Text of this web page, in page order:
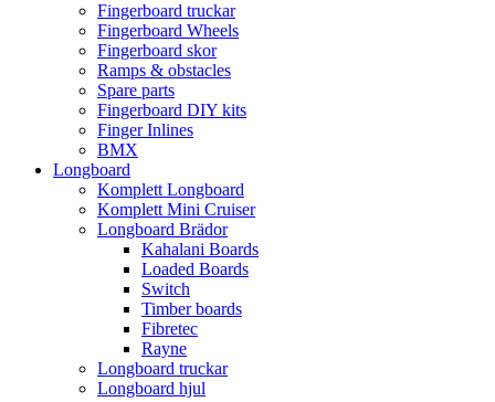
Fingerboard truckar
Fingerboard Wheels
Fingerboard skor
Ramps & obstacles
Spare parts
Fingerboard DIY kits
Finger Inlines
BMX
Longboard
Komplett Longboard
Komplett Mini Cruiser
Longboard Brädor
Kahalani Boards
Loaded Boards
Switch
Timber boards
Fibretec
Rayne
Longboard truckar
Longboard hjul